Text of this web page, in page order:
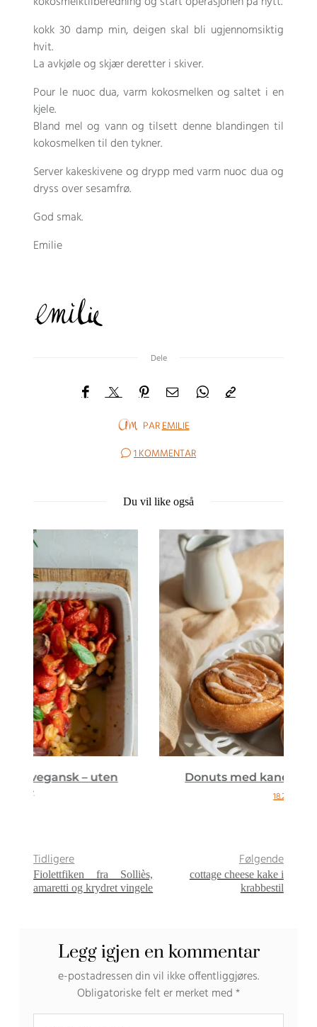
kokk 30 damp min, deigen skal bli ugjennomsiktig
hvit.
La avkjøle og skjær deretter i skiver.
Pour le nuoc dua, varm kokosmelken og saltet i en
kjele.
Bland mel og vann og tilsett denne blandingen til
kokosmelken til den tykner.
Server kakeskivene og drypp med varm nuoc dua og
dryss over sesamfrø.
God smak.
Emilie
Dele
PAREMILIE
1 KOMMENTAR
Du vil like også
Donuts med kanelruller {vegansk}
Tidligere
Fiolettfiken fra Solliès,
amaretti og krydret vingele
Følgende
cottage cheese kake i
krabbestil
Legg igjen en kommentar
e-postadressen din vil ikke offentliggjøres.
Obligatoriske felt er merket med*